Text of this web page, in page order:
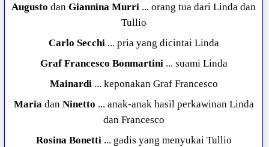
Augustodan Giannina Murri ... orang tua dari Linda dan
Tullio
Carlo Secchi... pria yang dicintai Linda
Graf Francesco Bonmartini... suami Linda
Mainardi... keponakan Graf Francesco
Mariadan Ninetto ... anak-anak hasil perkawinan Linda
dan Francesco
Rosina Bonetti... gadis yang menyukai Tullio